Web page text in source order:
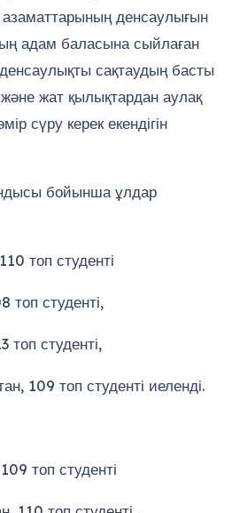
азаматтарының денсаулығын
адам баласына сыйлаған
сақтаудың басты
жат қылықтардан аулақ
сүру керек екендігін
бойынша ұлдар
топ студенті
топ студенті,
топ студенті,
109 топ студенті иеленді.
топ студенті